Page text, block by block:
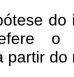
do
o
partir